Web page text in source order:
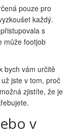
pouze pro
každý.
s
může footjob
bych vám určitě
jste v tom, proč
zjistíte, že je
v